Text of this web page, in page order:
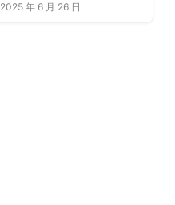
2025 年 6 月 26 日